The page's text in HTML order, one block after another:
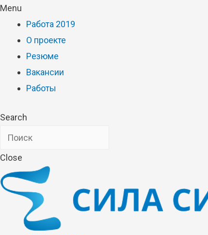
Menu
Работа 2019
О проекте
Резюме
Вакансии
Работы
Search
Close